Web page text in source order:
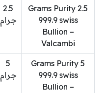
2.5 Grams Purity
999.9 swiss
Bullion –
Valcambi
2.5
جرام
5 Grams Purity
999.9 swiss
Bullion –
5
جرام